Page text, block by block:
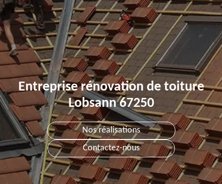
Entreprise rénovation de toiture
Lobsann 67250
Nos réalisations
Contactez-nous